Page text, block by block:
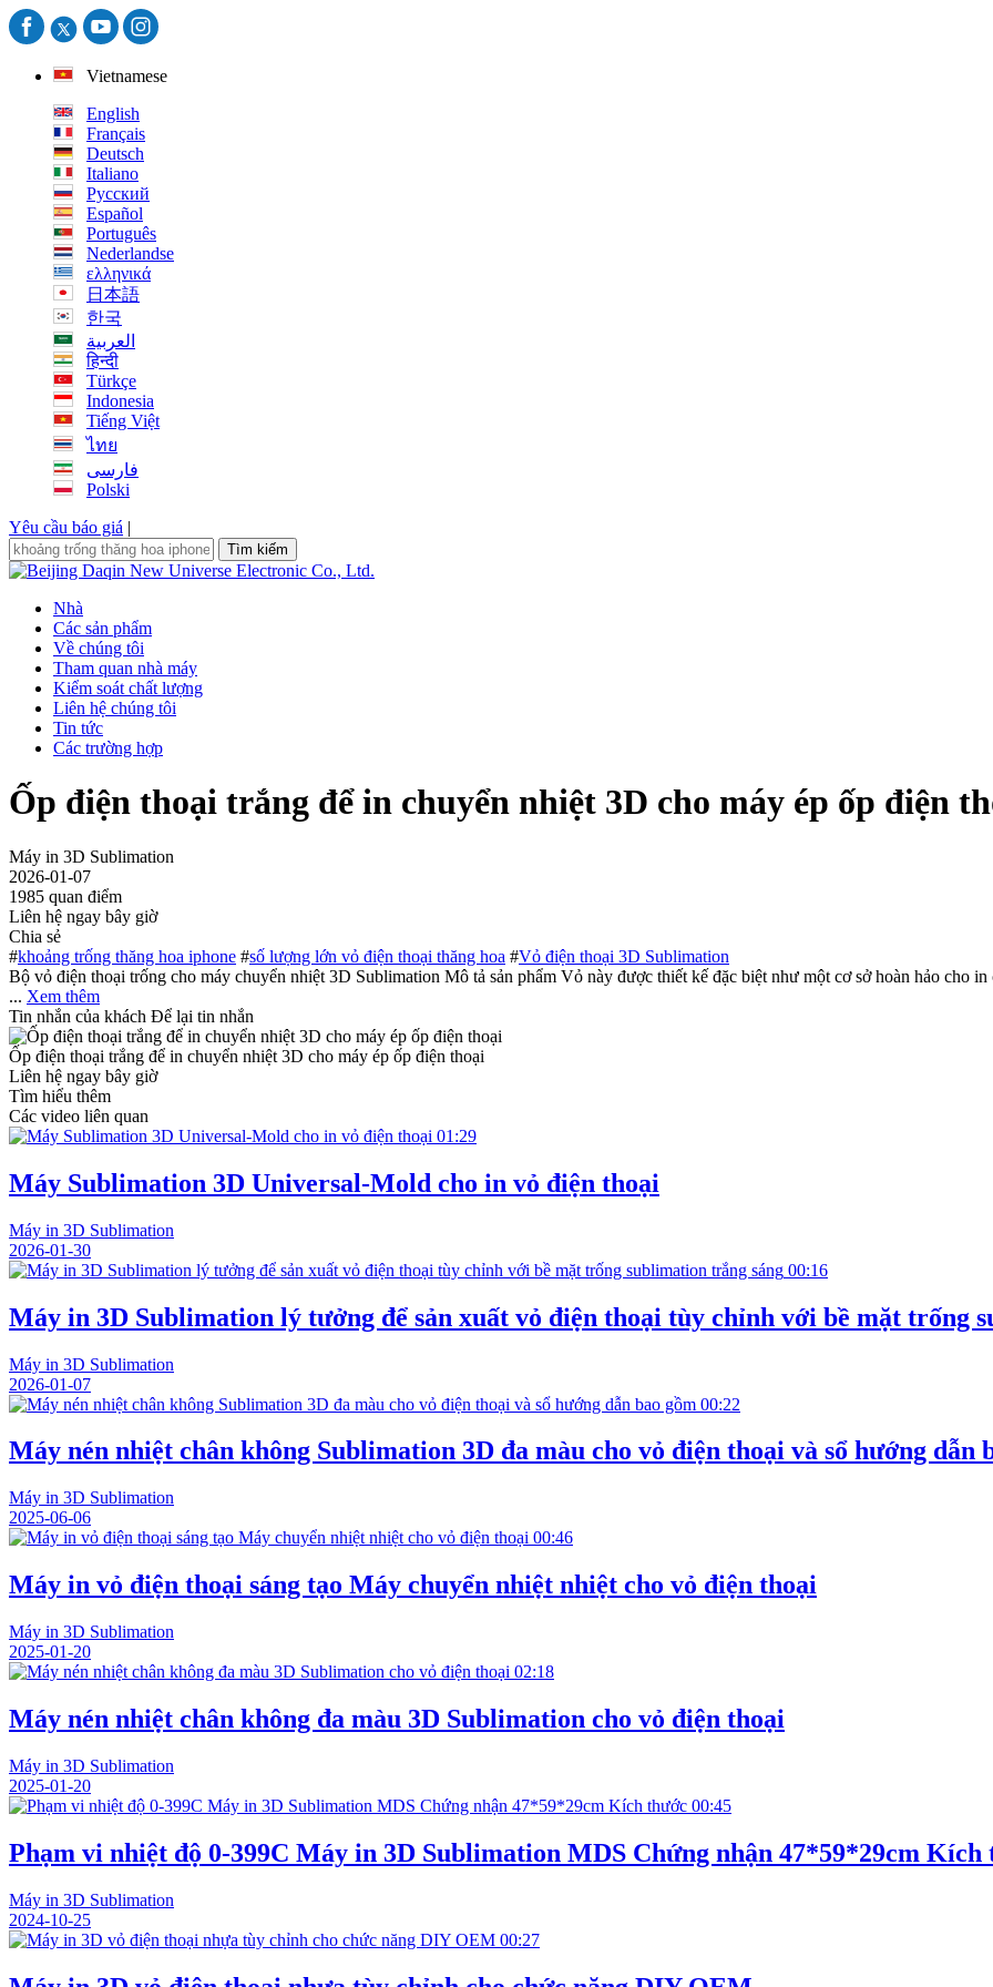
Vietnamese
English
Français
Deutsch
Italiano
Русский
Español
Português
Nederlandse
ελληνικά
日本語
한국
العربية
हिन्दी
Türkçe
Indonesia
Tiếng Việt
ไทย
فارسی
Polski
Yêu cầu báo giá |
Tìm kiếm
Nhà
Các sản phẩm
Về chúng tôi
Tham quan nhà máy
Kiểm soát chất lượng
Liên hệ chúng tôi
Tin tức
Các trường hợp
Ốp điện thoại trắng để in chuyển nhiệt 3D cho máy ép ốp điện
Máy in 3D Sublimation
2026-01-07
1985 quan điểm
Liên hệ ngay bây giờ
Chia sẻ
#khoảng trống thăng hoa iphone #số lượng lớn vỏ điện thoại thăng hoa #Vỏ điện thoại 3D Sublimation
Bộ vỏ điện thoại trống cho máy chuyển nhiệt 3D Sublimation Mô tả sản phẩm Vỏ này được thiết kế đặc biệt như một cơ sở hoàn hảo cho
... Xem thêm
Tin nhắn của khách Để lại tin nhắn
Ốp điện thoại trắng để in chuyển nhiệt 3D cho máy ép ốp điện thoại
Liên hệ ngay bây giờ
Tìm hiểu thêm
Các video liên quan
01:29
Máy Sublimation 3D Universal-Mold cho in vỏ điện thoại
Máy in 3D Sublimation
2026-01-30
00:16
Máy in 3D Sublimation lý tưởng để sản xuất vỏ điện thoại tùy chỉnh với bề mặt trống
Máy in 3D Sublimation
2026-01-07
00:22
Máy nén nhiệt chân không Sublimation 3D đa màu cho vỏ điện thoại và sổ hướng dẫn
Máy in 3D Sublimation
2025-06-06
00:46
Máy in vỏ điện thoại sáng tạo Máy chuyển nhiệt nhiệt cho vỏ điện thoại
Máy in 3D Sublimation
2025-01-20
02:18
Máy nén nhiệt chân không đa màu 3D Sublimation cho vỏ điện thoại
Máy in 3D Sublimation
2025-01-20
00:45
Phạm vi nhiệt độ 0-399C Máy in 3D Sublimation MDS Chứng nhận 47*59*29cm Kích
Máy in 3D Sublimation
2024-10-25
00:27